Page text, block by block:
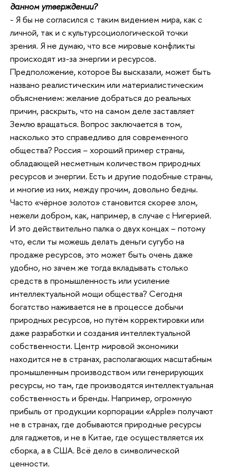
данном утверждении?
- Я бы не согласился с таким видением мира, как с
личной, так и с культурсоциологической точки
зрения. Я не думаю, что все мировые конфликты
происходят из-за энергии и ресурсов.
Предположение, которое Вы высказали, может быть
названо реалистическим или материалистическим
объяснением: желание добраться до реальных
причин, раскрыть, что на самом деле заставляет
Землю вращаться. Вопрос заключается в том,
насколько это справедливо для современного
общества? Россия – хороший пример страны,
обладающей несметным количеством природных
ресурсов и энергии. Есть и другие подобные страны,
и многие из них, между прочим, довольно бедны.
Часто «чёрное золото» становится скорее злом,
нежели добром, как, например, в случае с Нигерией.
И это действительно палка о двух концах – потому
что, если ты можешь делать деньги сугубо на
продаже ресурсов, это может быть очень даже
удобно, но зачем же тогда вкладывать столько
средств в промышленность или усиление
интеллектуальной мощи общества? Сегодня
богатство наживается не в процессе добычи
природных ресурсов, но путём корректировки или
даже разработки и создания интеллектуальной
собственности. Центр мировой экономики
находится не в странах, располагающих масштабным
промышленным производством или генерирующих
ресурсы, но там, где производятся интеллектуальная
собственность и бренды. Например, огромную
прибыль от продукции корпорации «Apple» получают
не в странах, где добываются природные ресурсы
для гаджетов, и не в Китае, где осуществляется их
сборка, а в США. Всё дело в символической
ценности.